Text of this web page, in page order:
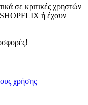
σε κριτικές χρηστών
ή έχουν
χρήσης